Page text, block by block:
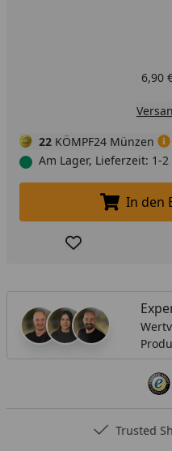
6,90
22 KÖMPF24 Münzen
Am Lager, Lieferzeit: 1-
In den
Produkt zur
Trusted